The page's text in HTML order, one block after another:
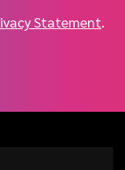
Statement.